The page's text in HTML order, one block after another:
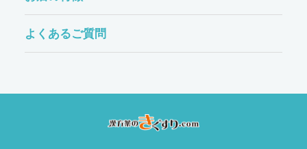
よくあるご質問